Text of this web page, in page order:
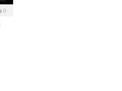
0